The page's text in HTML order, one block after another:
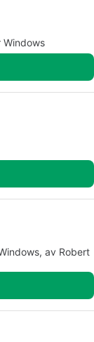
Windows
av Robert